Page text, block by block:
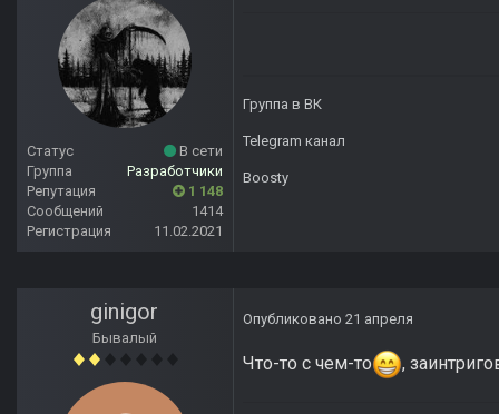
Статус
В сети
Группа
Разработчики
Репутация
1 148
Сообщений
1414
Регистрация
11.02.2021
Группа в ВК
Telegram канал
Boosty
ginigor
Бывалый
Опубликовано 21 апреля
Что-то с чем-то ,